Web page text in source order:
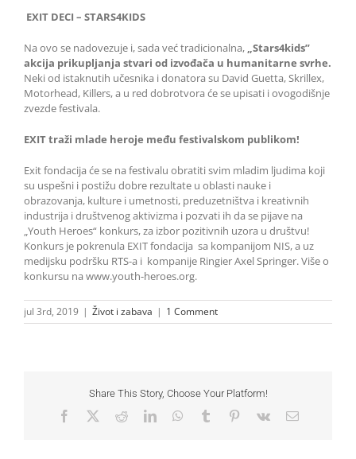
EXIT DECI – STARS4KIDS
Na ovo se nadovezuje i, sada već tradicionalna, „Stars4kids”
akcija prikupljanja stvari od izvođača u humanitarne svrhe.
Neki od istaknutih učesnika i donatora su David Guetta, Skrillex,
Motorhead, Killers, a u red dobrotvora će se upisati i ovogodišnje
zvezde festivala.
EXIT traži mlade heroje među festivalskom publikom!
Exit fondacija će se na festivalu obratiti svim mladim ljudima koji
su uspešni i postižu dobre rezultate u oblasti nauke i
obrazovanja, kulture i umetnosti, preduzetništva i kreativnih
industrija i društvenog aktivizma i pozvati ih da se pijave na
„Youth Heroes“ konkurs, za izbor pozitivnih uzora u društvu!
Konkurs je pokrenula EXIT fondacija sa kompanijom NIS, a uz
medijsku podršku RTS-a i kompanije Ringier Axel Springer. Više o
konkursu na www.youth-heroes.org.
jul 3rd, 2019 | Život i zabava | 1 Comment
Share This Story, Choose Your Platform!
Facebook RedditLinkedInWhatsApp
Tumblr Pinterest
Vk Email